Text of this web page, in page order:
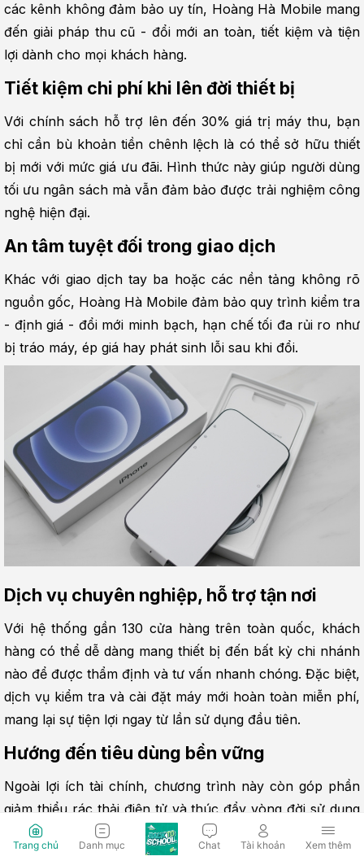
các kênh không đảm bảo uy tín, Hoàng Hà Mobile mang
đến giải pháp thu cũ - đổi mới an toàn, tiết kiệm và tiện
lợi dành cho mọi khách hàng.
Tiết kiệm chi phí khi lên đời thiết bị
Với chính sách hỗ trợ lên đến 30% giá trị máy thu, bạn
chỉ cần bù khoản tiền chênh lệch là có thể sở hữu thiết
bị mới với mức giá ưu đãi. Hình thức này giúp người dùng
tối ưu ngân sách mà vẫn đảm bảo được trải nghiệm công
nghệ hiện đại.
An tâm tuyệt đối trong giao dịch
Khác với giao dịch tay ba hoặc các nền tảng không rõ
nguồn gốc, Hoàng Hà Mobile đảm bảo quy trình kiểm tra
- định giá - đổi mới minh bạch, hạn chế tối đa rủi ro như
bị tráo máy, ép giá hay phát sinh lỗi sau khi đổi.
Dịch vụ chuyên nghiệp, hỗ trợ tận nơi
Với hệ thống gần 130 cửa hàng trên toàn quốc, khách
hàng có thể dễ dàng mang thiết bị đến bất kỳ chi nhánh
nào để được thẩm định và tư vấn nhanh chóng. Đặc biệt,
dịch vụ kiểm tra và cài đặt máy mới hoàn toàn miễn phí,
mang lại sự tiện lợi ngay từ lần sử dụng đầu tiên.
Hướng đến tiêu dùng bền vững
Ngoài lợi ích tài chính, chương trình này còn góp phần
giảm thiểu rác thải điện tử và thúc đẩy vòng đời sử dụng
sản phẩm hợp lý hơn.
Trang chủ Danh mục Chat Tài khoản Xem thêm